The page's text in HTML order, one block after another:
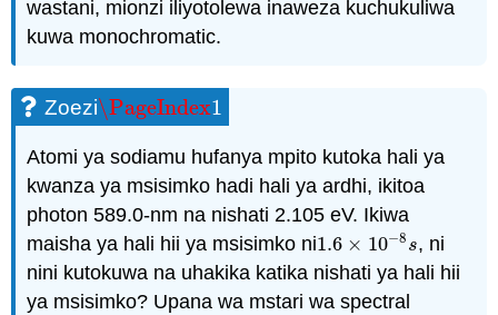
wastani, mionzi iliyotolewa inaweza kuchukuliwa
kuwa monochromatic.
Zoezi\PageIndex1
\PageIndex1
Atomi ya sodiamu hufanya mpito kutoka hali ya
kwanza ya msisimko hadi hali ya ardhi, ikitoa
photon 589.0-nm na nishati 2.105 eV. Ikiwa
maisha ya hali hii ya msisimko ni1.6 × 10−8s
1.6 ×10−8s , ni
nini kutokuwa na uhakika katika nishati ya hali hii
ya msisimko? Upana wa mstari wa spectral